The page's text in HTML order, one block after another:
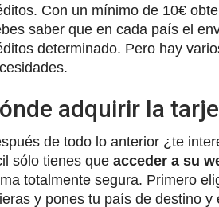
Con un mínimo de 10€
saber que en cada país el
determinado. Pero hay
adquirir la
de todo lo anterior ¿te
sólo tienes que acceder a su
totalmente segura. Primero
y pones tu país de destino